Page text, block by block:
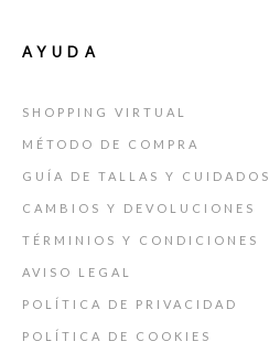
AYUDA
SHOPPING VIRTUAL
MÉTODO DE COMPRA
GUÍA DE TALLAS Y CUIDADOS
CAMBIOS Y DEVOLUCIONES
TÉRMINIOS Y CONDICIONES
AVISO LEGAL
POLÍTICA DE PRIVACIDAD
POLÍTICA DE COOKIES